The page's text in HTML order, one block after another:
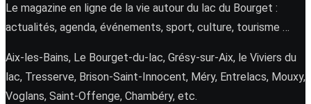
Le magazine en ligne de la vie autour du lac du Bourget :
actualités, agenda, événements, sport, culture, tourisme …
Aix-les-Bains, Le Bourget-du-lac, Grésy-sur-Aix, le Viviers du
lac, Tresserve, Brison-Saint-Innocent, Méry, Entrelacs, Mouxy,
Voglans, Saint-Offenge, Chambéry, etc.